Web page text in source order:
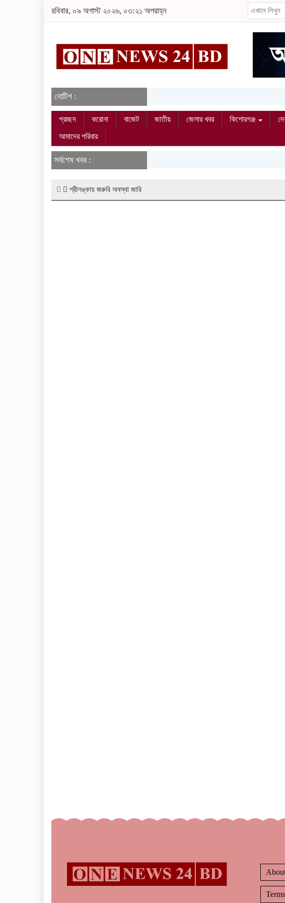
রবিবার, ০৯ অগাস্ট ২০২৬, ০৩:২১ অপরাহ্ন
নোটিশ :
প্রচ্ছদ করোনা বাজেট জাতীয় জেলার খবর কিশোরগঞ্জ
আমাদের পরিবার
সর্বশেষ খবর :
শ্রীলঙ্কায় জরুরি অবস্থা জারি